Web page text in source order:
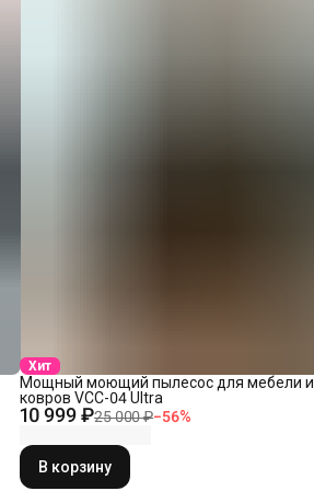
Хит
10 999 ₽25 000 ₽−56%
Мощный моющий пылесос для мебели и
ковров VCC-04 Ultra
В корзину